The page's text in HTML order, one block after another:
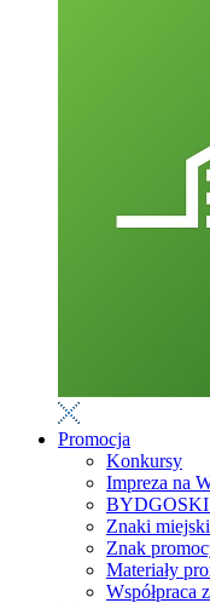
Promocja
Konkursy
Impreza na
Znaki
Znak
Materiały
Współpraca